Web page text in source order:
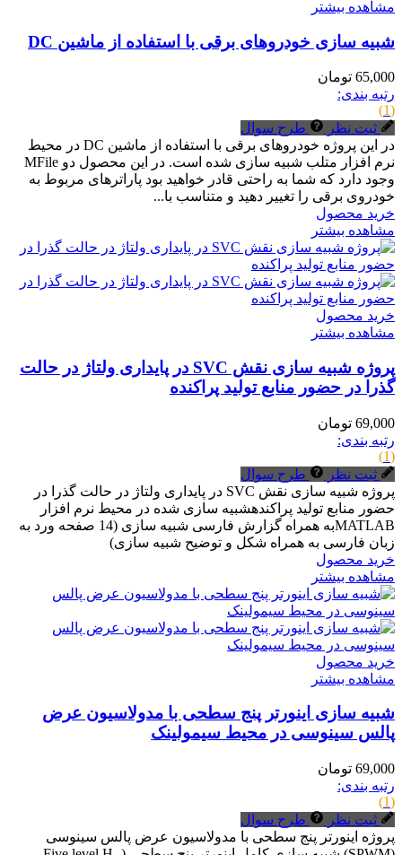
مشاهده بیشتر
شبیه سازی خودروهای برقی با استفاده از ماشین DC
65,000 تومان
رتبه بندی:
(1)
ثبت نظر
طرح سوال
در این پروژه خودروهای برقی با استفاده از ماشین DC در محیط
نرم افزار متلب شبیه سازی شده است. در این محصول دو MFile
وجود دارد که شما به راحتی قادر خواهید بود پاراترهای مربوط به
خودروی برقی را تغییر دهید و متناسب با...
خرید محصول
مشاهده بیشتر
خرید محصول
مشاهده بیشتر
پروژه شبیه سازی نقش SVC در پایداری ولتاژ در حالت
گذرا در حضور منابع تولید پراکنده
69,000 تومان
رتبه بندی:
(1)
ثبت نظر
طرح سوال
پروژه شبیه سازی نقش SVC در پایداری ولتاژ در حالت گذرا در
حضور منابع تولید پراکندهشبیه سازی شده در محیط نرم افزار
MATLABبه همراه گزارش فارسی شبیه سازی (14 صفحه ورد به
زبان فارسی به همراه شکل و توضیح شبیه سازی)
خرید محصول
مشاهده بیشتر
خرید محصول
مشاهده بیشتر
شبیه سازی اینورتر پنج سطحی با مدولاسیون عرض
پالس سینوسی در محیط سیمولینک
69,000 تومان
رتبه بندی:
(1)
ثبت نظر
طرح سوال
پروژه اینورتر پنج سطحی با مدولاسیون عرض پالس سینوسی